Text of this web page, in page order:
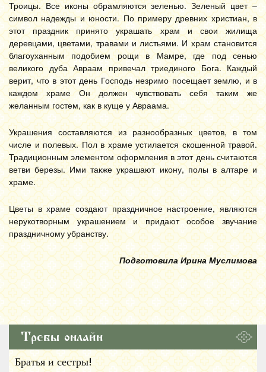
Троицы. Все иконы обрамляются зеленью. Зеленый цвет –
символ надежды и юности. По примеру древних христиан, в
этот праздник принято украшать храм и свои жилища
деревцами, цветами, травами и листьями. И храм становится
благоуханным подобием рощи в Мамре, где под сенью
великого дуба Авраам привечал триединого Бога. Каждый
верит, что в этот день Господь незримо посещает землю, и в
каждом храме Он должен чувствовать себя таким же
желанным гостем, как в куще у Авраама.
Украшения составляются из разнообразных цветов, в том
числе и полевых. Пол в храме устилается скошенной травой.
Традиционным элементом оформления в этот день считаются
ветви березы. Ими также украшают икону, полы в алтаре и
храме.
Цветы в храме создают праздничное настроение, являются
нерукотворным украшением и придают особое звучание
праздничному убранству.
Подготовила Ирина Муслимова
Требы онлайн
Братья и сестры!